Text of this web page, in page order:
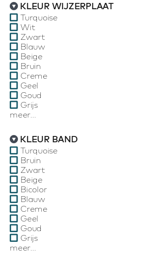
KLEUR WIJZERPLAAT
Turquoise
Wit
Zwart
Blauw
Beige
Bruin
Creme
Geel
Goud
Grijs
meer...
KLEUR BAND
Turquoise
Bruin
Zwart
Beige
Bicolor
Blauw
Creme
Geel
Goud
Grijs
meer...